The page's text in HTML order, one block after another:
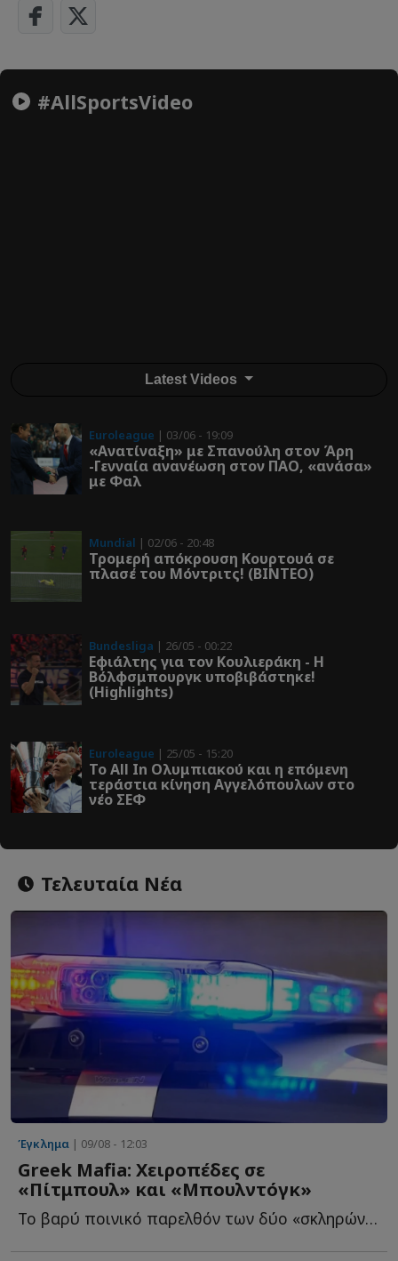
#AllSportsVideo
Latest Videos
Euroleague | 03/06 - 19:09
«Ανατίναξη» με Σπανούλη στον Άρη
-Γενναία ανανέωση στον ΠΑΟ, «ανάσα»
με Φαλ
Mundial | 02/06 - 20:48
Τρομερή απόκρουση Κουρτουά σε
πλασέ του Μόντριτς! (ΒΙΝΤΕΟ)
Bundesliga | 26/05 - 00:22
Εφιάλτης για τον Κουλιεράκη - Η
Βόλφσμπουργκ υποβιβάστηκε!
(Highlights)
Euroleague | 25/05 - 15:20
Το All In Ολυμπιακού και η επόμενη
τεράστια κίνηση Αγγελόπουλων στο
νέο ΣΕΦ
Τελευταία Νέα
Έγκλημα | 09/08 - 12:03
Greek Mafia: Χειροπέδες σε
«Πίτμπουλ» και «Μπουλντόγκ»
Το βαρύ ποινικό παρελθόν των δύο «σκληρών» προσώπων τ...